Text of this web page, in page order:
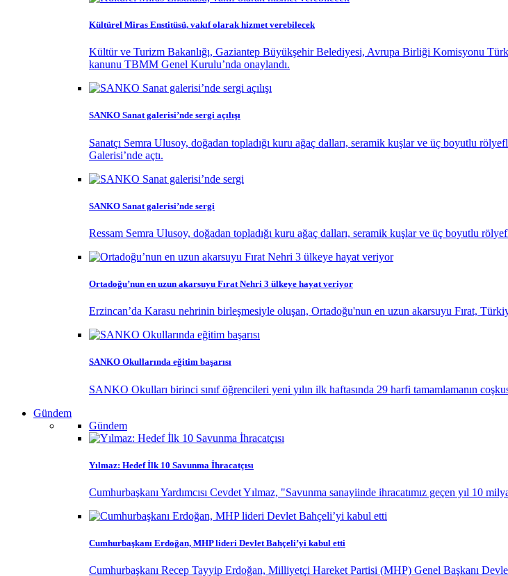
Kültürel Miras Enstitüsü, vakıf olarak hizmet verebilecek
Kültür ve Turizm Bakanlığı, Gaziantep Büyükşehir Belediyesi, Avrupa Birliği Komisyonu
kanunu TBMM Genel Kurulu’nda onaylandı.
SANKO Sanat galerisi’nde sergi açılışı
Sanatçı Semra Ulusoy, doğadan topladığı kuru ağaç dalları, seramik kuşlar ve üç boyutlu
Galerisi’nde açtı.
SANKO Sanat galerisi’nde sergi
Ressam Semra Ulusoy, doğadan topladığı kuru ağaç dalları, seramik kuşlar ve üç boyutlu
Ortadoğu’nun en uzun akarsuyu Fırat Nehri 3 ülkeye hayat veriyor
Erzincan’da Karasu nehrinin birleşmesiyle oluşan, Ortadoğu'nun en uzun akarsuyu Fırat,
SANKO Okullarında eğitim başarısı
SANKO Okulları birinci sınıf öğrencileri yeni yılın ilk haftasında 29 harfi tamamlamanın
Gündem
Gündem
Yılmaz: Hedef İlk 10 Savunma İhracatçısı
Cumhurbaşkanı Yardımcısı Cevdet Yılmaz, "Savunma sanayiinde ihracatımız geçen yıl 10
Cumhurbaşkanı Erdoğan, MHP lideri Devlet Bahçeli’yi kabul etti
Cumhurbaşkanı Recep Tayyip Erdoğan, Milliyetçi Hareket Partisi (MHP) Genel Başkanı